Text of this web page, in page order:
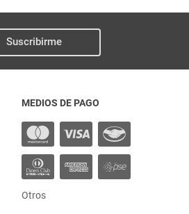
Suscribirme
MEDIOS DE PAGO
Otros